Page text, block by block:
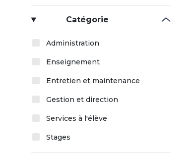
Catégorie
Administration
Enseignement
Entretien et maintenance
Gestion et direction
Services à l'élève
Stages